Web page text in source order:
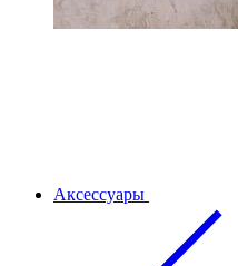
Аксессуары